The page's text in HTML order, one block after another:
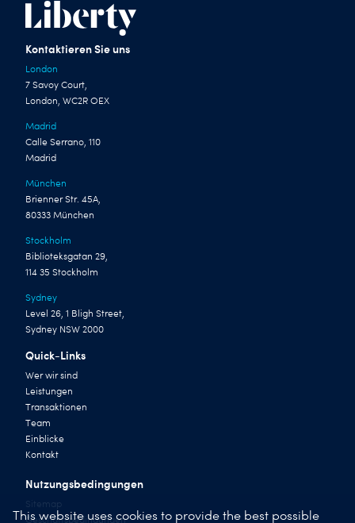
Kontaktieren Sie uns
London
7 Savoy Court,
London, WC2R OEX
Madrid
Calle Serrano, 110
Madrid
München
Brienner Str. 45A,
80333 München
Stockholm
Biblioteksgatan 29,
114 35 Stockholm
Sydney
Level 26, 1 Bligh Street,
Sydney NSW 2000
Quick-Links
Wer wir sind
Leistungen
Transaktionen
Team
Einblicke
Kontakt
Nutzungsbedingungen
Sitemap
Geschäftsbedingungen
This website uses cookies to provide the best possible